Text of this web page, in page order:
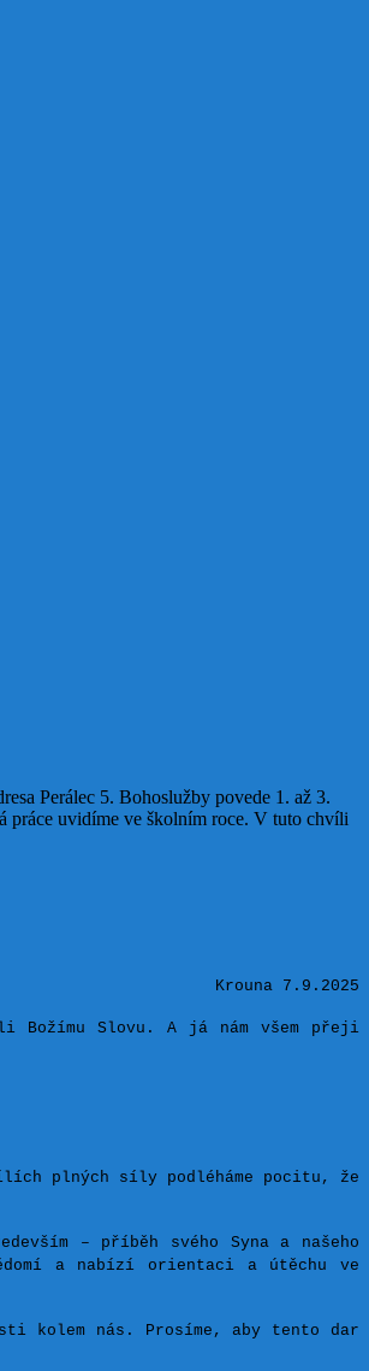
Perálec 5. Bohoslužby povede 1. až 3.
práce uvidíme ve školním roce. V tuto chvíli
Krouna 7.9.2025
Slovu. A já nám všem přeji
plných síly podléháme pocitu, že
– příběh svého Syna a našeho
a nabízí orientaci a útěchu ve
kolem nás. Prosíme, aby tento dar